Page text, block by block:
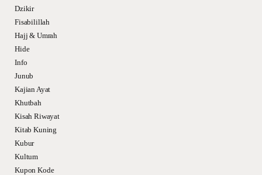
Dzikir
Fisabilillah
Hajj & Umrah
Hide
Info
Junub
Kajian Ayat
Khutbah
Kisah Riwayat
Kitab Kuning
Kubur
Kultum
Kupon Kode